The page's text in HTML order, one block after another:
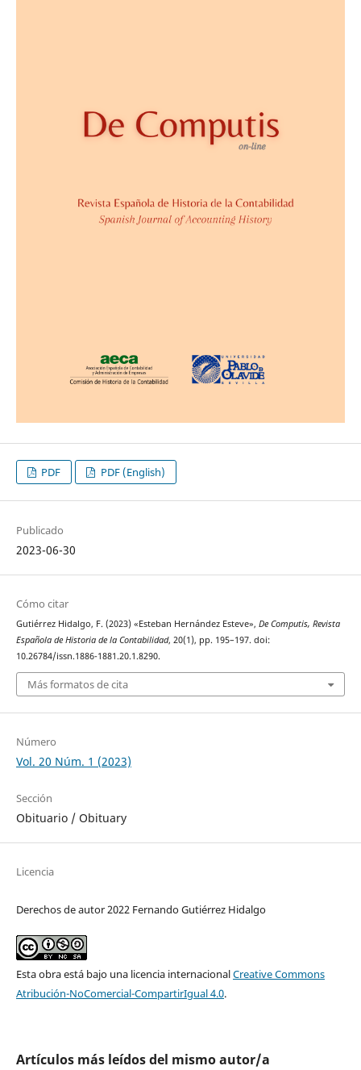
PDF PDF (English)
Publicado
2023-06-30
Cómo citar
Gutiérrez Hidalgo, F. (2023) «Esteban Hernández Esteve», De Computis, Revista
Española de Historia de la Contabilidad, 20(1), pp. 195–197. doi:
10.26784/issn.1886-1881.20.1.8290.
Más formatos de cita
Número
Vol. 20 Núm. 1 (2023)
Sección
Obituario / Obituary
Licencia
Derechos de autor 2022 Fernando Gutiérrez Hidalgo
Esta obra está bajo una licencia internacionalCreative Commons
Atribución-NoComercial-CompartirIgual 4.0.
Artículos más leídos del mismo autor/a